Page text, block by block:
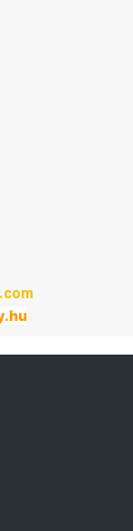
.hu